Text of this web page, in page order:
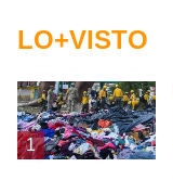
LO+VISTO
1